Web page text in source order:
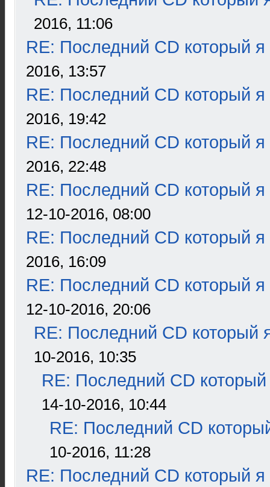
2016, 11:06
RE: Последний CD который я
2016, 13:57
RE: Последний CD который я
2016, 19:42
RE: Последний CD который я
2016, 22:48
RE: Последний CD который я
12-10-2016, 08:00
RE: Последний CD который я
2016, 16:09
RE: Последний CD который я
12-10-2016, 20:06
RE: Последний CD который
10-2016, 10:35
RE: Последний CD который
14-10-2016, 10:44
RE: Последний CD
10-2016, 11:28
RE: Последний CD который я